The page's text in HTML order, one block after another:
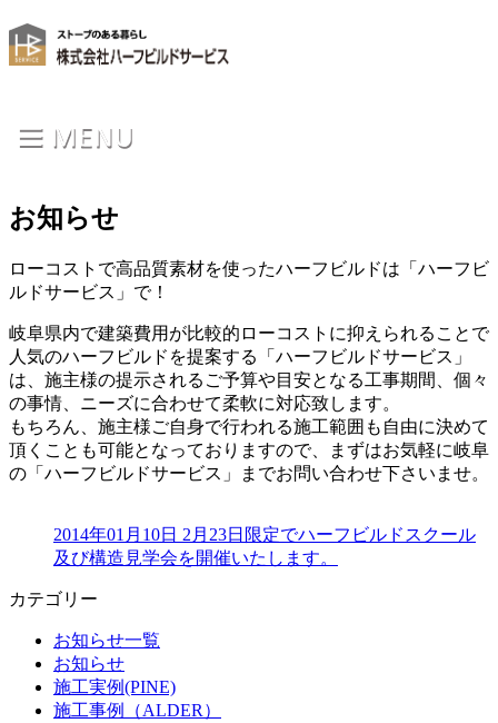
お知らせ
ローコストで高品質素材を使ったハーフビルドは「ハーフビ
ルドサービス」で！
岐阜県内で建築費用が比較的ローコストに抑えられることで
人気のハーフビルドを提案する「ハーフビルドサービス」
は、施主様の提示されるご予算や目安となる工事期間、個々
の事情、ニーズに合わせて柔軟に対応致します。
もちろん、施主様ご自身で行われる施工範囲も自由に決めて
頂くことも可能となっておりますので、まずはお気軽に岐阜
の「ハーフビルドサービス」までお問い合わせ下さいませ。
2014年01月10日 2月23日限定でハーフビルドスクール
及び構造見学会を開催いたします。
カテゴリー
お知らせ一覧
お知らせ
施工実例(PINE)
施工事例（ALDER）